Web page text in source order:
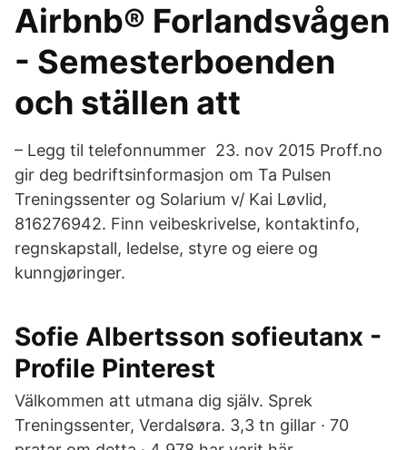
Airbnb® Forlandsvågen
- Semesterboenden
och ställen att
– Legg til telefonnummer 23. nov 2015 Proff.no
gir deg bedriftsinformasjon om Ta Pulsen
Treningssenter og Solarium v/ Kai Løvlid,
816276942. Finn veibeskrivelse, kontaktinfo,
regnskapstall, ledelse, styre og eiere og
kunngjøringer.
Sofie Albertsson sofieutanx -
Profile Pinterest
Välkommen att utmana dig själv. Sprek
Treningssenter, Verdalsøra. 3,3 tn gillar · 70